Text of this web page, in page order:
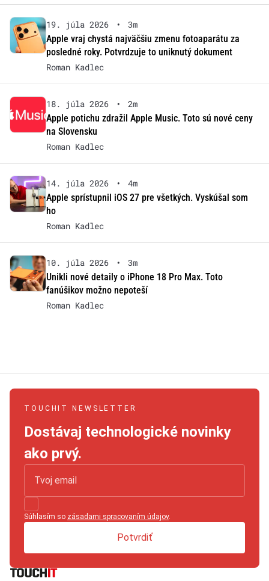
19. júla 2026 •
3m
Apple vraj chystá najväčšiu zmenu fotoaparátu za
posledné roky. Potvrdzuje to uniknutý dokument
Roman Kadlec
18. júla 2026 •
2m
Apple potichu zdražil Apple Music. Toto sú nové ceny
na Slovensku
Roman Kadlec
14. júla 2026 •
4m
Apple sprístupnil iOS 27 pre všetkých. Vyskúšal som
ho
Roman Kadlec
10. júla 2026 •
3m
Unikli nové detaily o iPhone 18 Pro Max. Toto
fanúšikov možno nepoteší
Roman Kadlec
TOUCHIT NEWSLETTER
Dostávaj technologické novinky
ako prvý.
Súhlasím so zásadami spracovaním údajov.
Potvrdiť